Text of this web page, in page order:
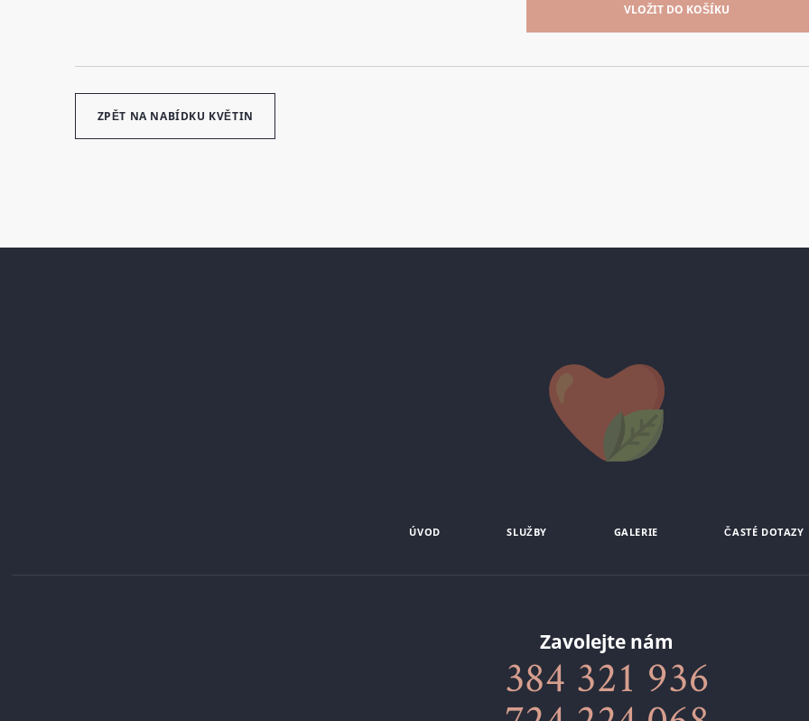
VLOŽIT DO KOŠÍKU
ZPĚT NA NABÍDKU KVĚTIN
ÚVOD SLUŽBY GALERIE ČASTÉ DOTAZY
Zavolejte nám
384 321 936